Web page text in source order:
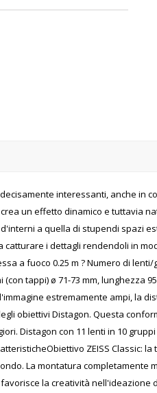
interessanti, anche in
un effetto dinamico e tuttavia
a quella di stupendi spazi
i dettagli rendendoli in
a fuoco 0.25 m ? Numero di
tappi) ø 71-73 mm, lunghezza
estremamente ampi, la
obiettivi Distagon. Questa
Distagon con 11 lenti in 10
ZEISS Classic:
La montatura completamente
la creatività nell'ideazione